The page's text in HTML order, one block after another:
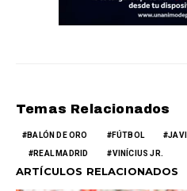
Temas Relacionados
BALÓN DE ORO FÚTBOL
REAL MADRID VINÍCIUS JR.
ARTÍCULOS RELACIONADOS